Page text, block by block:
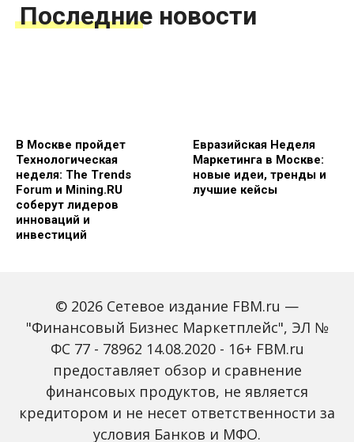
Последние новости
В Москве пройдет
Технологическая
неделя: The Trends
Forum и Mining.RU
соберут лидеров
инноваций и
инвестиций
Евразийская Неделя
Маркетинга в Москве:
новые идеи, тренды и
лучшие кейсы
Global Tech Forum: как
ИИ меняет бизнес и
открывает новые
4.0 меняет правила
игры в медиаиндустрии
© 2026 Сетевое издание FBM.ru —
"Финансовый Бизнес Маркетплейс", ЭЛ №
ФС 77 - 78962 14.08.2020 - 16+ FBM.ru
предоставляет обзор и сравнение
финансовых продуктов, не является
кредитором и не несет ответственности за
условия Банков и МФО.